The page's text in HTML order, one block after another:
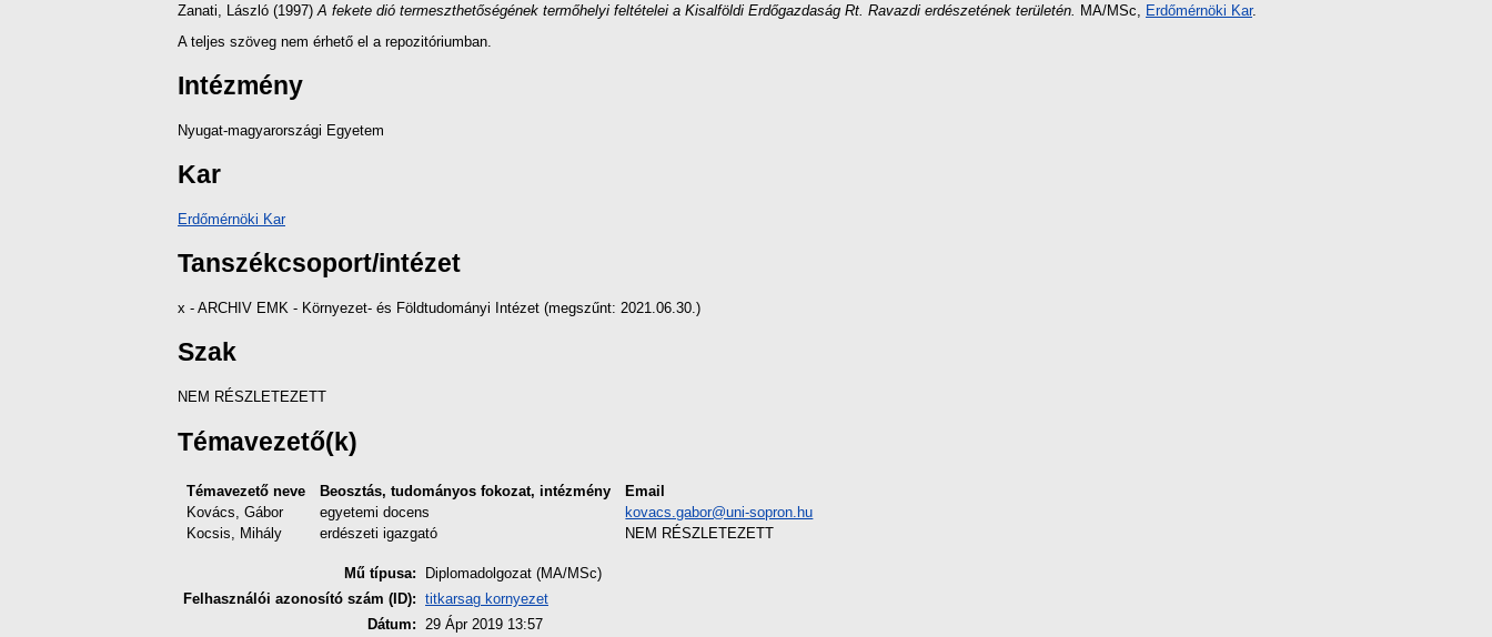
Zanati, László (1997) A fekete dió termeszthetőségének termőhelyi feltételei a Kisalföldi Erdőgazdaság Rt. Ravazdi erdészetének területén. MA/MSc, Erdőmérnöki Kar.
A teljes szöveg nem érhető el a repozitóriumban.
Intézmény
Nyugat-magyarországi Egyetem
Kar
Erdőmérnöki Kar
Tanszékcsoport/intézet
x - ARCHIV EMK - Környezet- és Földtudományi Intézet (megszűnt: 2021.06.30.)
Szak
NEM RÉSZLETEZETT
Témavezető(k)
Témavezető neve Beosztás, tudományos fokozat, intézmény
Email
Kovács, Gábor
egyetemi docens
kovacs.gabor@uni-sopron.hu
Kocsis, Mihály
erdészeti igazgató NEM RÉSZLETEZETT
Mű típusa:
Diplomadolgozat (MA/MSc)
Felhasználói azonosító szám (ID): titkarsag kornyezet
Dátum: 29 Ápr 2019 13:57